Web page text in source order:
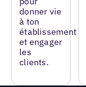
donner vie
à ton
établissement
et engager
les
clients.